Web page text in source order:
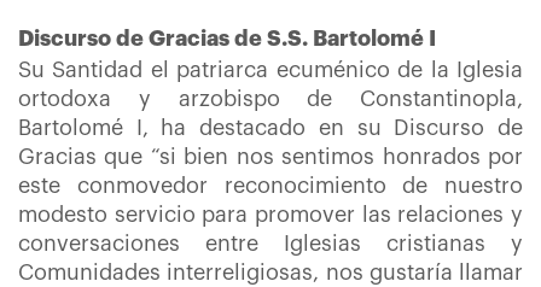
Discurso de Gracias de S.S. Bartolomé I
Su Santidad el patriarca ecuménico de la Iglesia
ortodoxa y arzobispo de Constantinopla,
Bartolomé I, ha destacado en su Discurso de
Gracias que “si bien nos sentimos honrados por
este conmovedor reconocimiento de nuestro
modesto servicio para promover las relaciones y
conversaciones entre Iglesias cristianas y
Comunidades interreligiosas, nos gustaría llamar